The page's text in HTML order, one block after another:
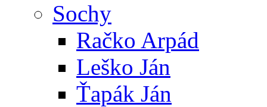
Sochy
Račko Arpád
Leško Ján
Ťapák Ján